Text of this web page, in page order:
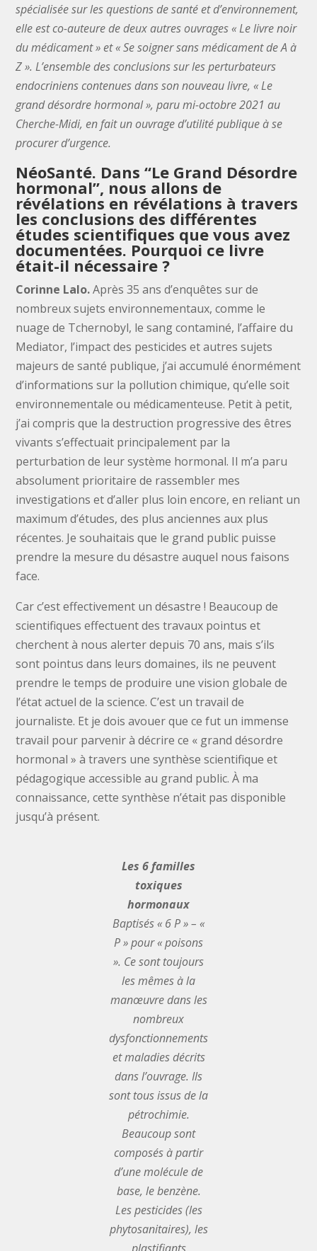
spécialisée sur les questions de santé et d’environnement,
elle est co-auteure de deux autres ouvrages « Le livre noir
du médicament » et « Se soigner sans médicament de A à
Z ». L’ensemble des conclusions sur les perturbateurs
endocriniens contenues dans son nouveau livre, « Le
grand désordre hormonal », paru mi-octobre 2021 au
Cherche-Midi, en fait un ouvrage d’utilité publique à se
procurer d’urgence.
NéoSanté. Dans“Le Grand Désordre
hormonal”, nous allons de
révélations en révélations à travers
les conclusions des différentes
études scientifiques que vous avez
documentées. Pourquoi ce livre
était-il nécessaire ?
Corinne Lalo.Après 35 ans d’enquêtes sur de
nombreux sujets environnementaux, comme le
nuage de Tchernobyl, le sang contaminé, l’affaire du
Mediator, l’impact des pesticides et autres sujets
majeurs de santé publique, j’ai accumulé énormément
d’informations sur la pollution chimique, qu’elle soit
environnementale ou médicamenteuse. Petit à petit,
j’ai compris que la destruction progressive des êtres
vivants s’effectuait principalement par la
perturbation de leur système hormonal. Il m’a paru
absolument prioritaire de rassembler mes
investigations et d’aller plus loin encore, en reliant un
maximum d’études, des plus anciennes aux plus
récentes. Je souhaitais que le grand public puisse
prendre la mesure du désastre auquel nous faisons
face.
Car c’est effectivement un désastre ! Beaucoup de
scientifiques effectuent des travaux pointus et
cherchent à nous alerter depuis 70 ans, mais s’ils
sont pointus dans leurs domaines, ils ne peuvent
prendre le temps de produire une vision globale de
l’état actuel de la science. C’est un travail de
journaliste. Et je dois avouer que ce fut un immense
travail pour parvenir à décrire ce « grand désordre
hormonal » à travers une synthèse scientifique et
pédagogique accessible au grand public. À ma
connaissance, cette synthèse n’était pas disponible
jusqu’à présent.
Les 6 familles
toxiques
hormonaux
Baptisés « 6 P » – «
P » pour « poisons
». Ce sont toujours
les mêmes à la
manœuvre dans les
nombreux
dysfonctionnements
et maladies décrits
dans l’ouvrage. Ils
sont tous issus de la
pétrochimie.
Beaucoup sont
composés à partir
d’une molécule de
base, le benzène.
Les pesticides (les
phytosanitaires), les